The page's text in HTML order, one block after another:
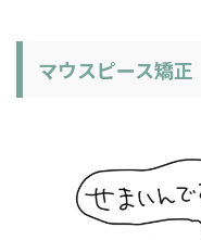
マウスピース矯正